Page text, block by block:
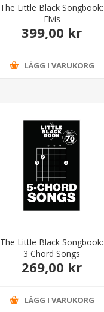
The Little Black Songbook:
Elvis
399,00 kr
LÄGG I VARUKORG
The Little Black Songbook:
3 Chord Songs
269,00 kr
LÄGG I VARUKORG